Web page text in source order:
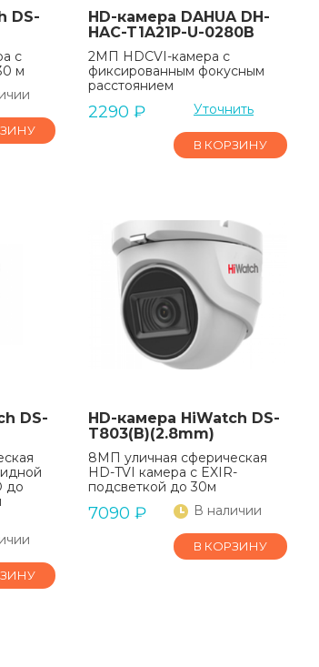
DS-
с
м
HD-камера DAHUA DH-
HAC-T1A21P-U-0280B
2МП HDCVI-камера с
фиксированным фокусным
расстоянием
2290 ₽ Уточнить
В КОРЗИНУ
DS-
до
HD-камера HiWatch DS-
T803(B)(2.8mm)
8МП уличная сферическая
HD-TVI камера с EXIR-
подсветкой до 30м
7090 ₽ В наличии
В КОРЗИНУ